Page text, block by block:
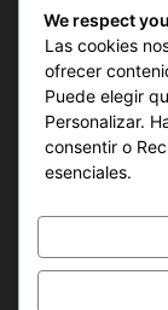
ComunicAr
por el director
2018,
deportivas de
mundo, todos
la pasión
capacitados
We respect
Las cookies
ofrecer
Puede elegir
Personalizar.
consentir o
esenciales.